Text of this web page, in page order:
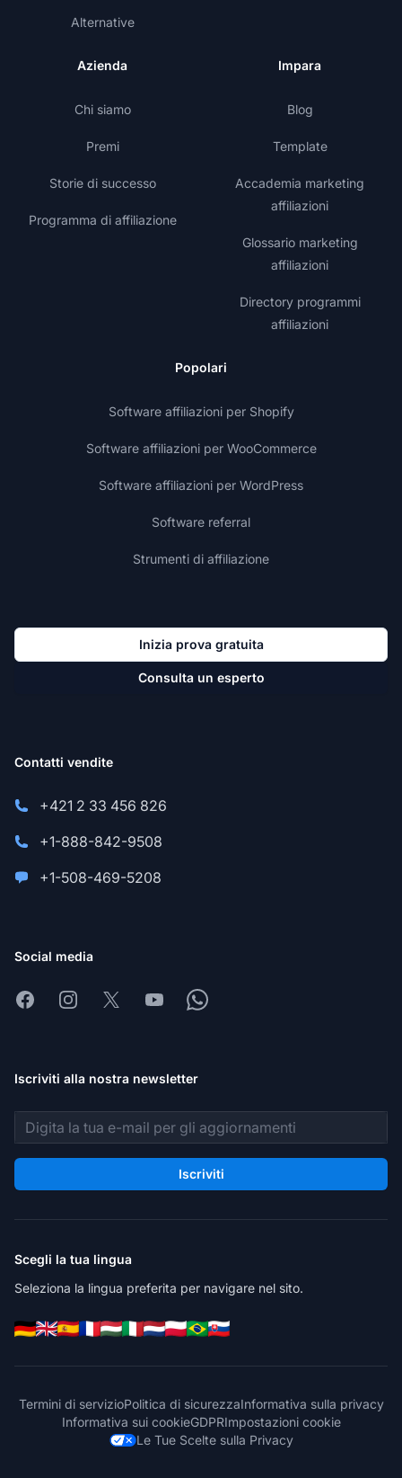
Alternative
Azienda
Chi siamo
Premi
Storie di successo
Programma di affiliazione
Impara
Blog
Template
Accademia marketing
affiliazioni
Glossario marketing
affiliazioni
Directory programmi
affiliazioni
Popolari
Software affiliazioni per Shopify
Software affiliazioni per WooCommerce
Software affiliazioni per WordPress
Software referral
Strumenti di affiliazione
Inizia prova gratuita
Consulta un esperto
Contatti vendite
+421 2 33 456 826
+1-888-842-9508
+1-508-469-5208
Social media
FacebookInstagram
X YoutubeWhatsapp
Iscriviti alla nostra newsletter
Indirizzo email
Iscriviti
Scegli la tua lingua
Seleziona la lingua preferita per navigare nel sito.
Termini di servizioPolitica di sicurezzaInformativa sulla privacy
Informativa sui cookieGDPRImpostazioni cookie
Le Tue Scelte sulla Privacy